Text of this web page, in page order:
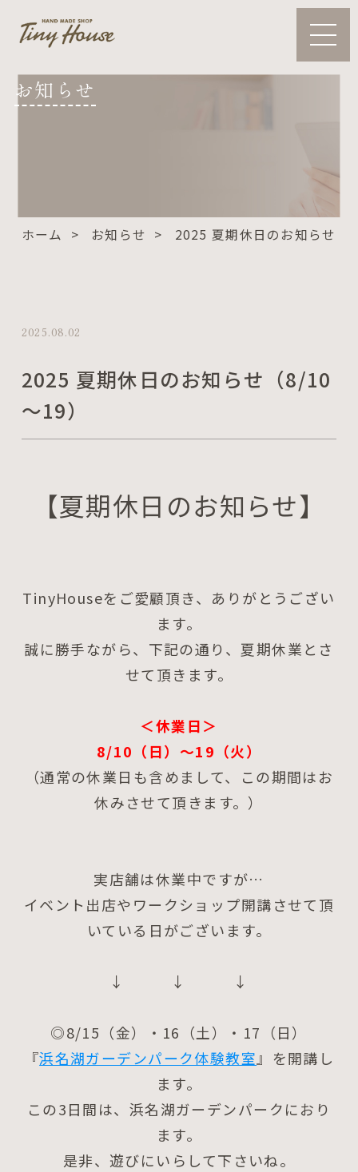
お知らせ
ホーム お知らせ 2025 夏期休日のお知らせ（
2025.08.02
2025 夏期休日のお知らせ（8/10
～19）
【夏期休日のお知らせ】
TinyHouseをご愛顧頂き、ありがとうござい
ます。
誠に勝手ながら、下記の通り、夏期休業とさ
せて頂きます。
＜休業日＞
8/10（日）～19（火）
（通常の休業日も含めまして、この期間はお
休みさせて頂きます。）
実店舗は休業中ですが…
イベント出店やワークショップ開講させて頂
いている日がございます。
↓ ↓ ↓
◎8/15（金）・16（土）・17（日）
『浜名湖ガーデンパーク体験教室』を開講し
ます。
この3日間は、浜名湖ガーデンパークにおり
ます。
是非、遊びにいらして下さいね。